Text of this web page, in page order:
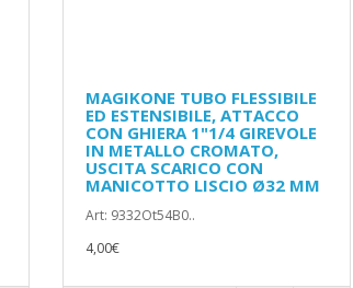
MAGIKONE TUBO FLESSIBILE
ED ESTENSIBILE, ATTACCO
CON GHIERA 1"1/4 GIREVOLE
IN METALLO CROMATO,
USCITA SCARICO CON
MANICOTTO LISCIO Ø32 MM
Art: 9332Ot54B0..
4,00€